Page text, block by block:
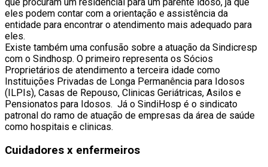
eles podem contar com a orientação e assistência da
entidade para encontrar o atendimento mais adequado para
eles.
Existe também uma confusão sobre a atuação da Sindicresp
com o Sindhosp. O primeiro representa os Sócios
Proprietários de atendimento a terceira idade como
Instituições Privadas de Longa Permanência para Idosos
(ILPIs), Casas de Repouso, Clinicas Geriátricas, Asilos e
Pensionatos para Idosos. Já o SindiHosp é o sindicato
patronal do ramo de atuação de empresas da área de saúde
como hospitais e clinicas.
Cuidadores x enfermeiros